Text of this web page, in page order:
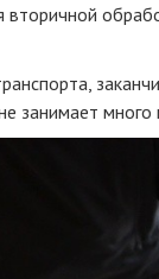
вторичной
занимает много